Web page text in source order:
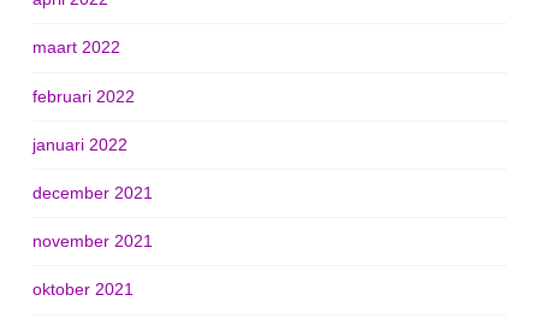
maart 2022
februari 2022
januari 2022
december 2021
november 2021
oktober 2021